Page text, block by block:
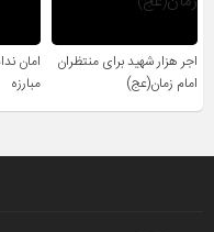
اجر هزار شهید برای منتظران
امام زمان(عج)
امان
مبارزه